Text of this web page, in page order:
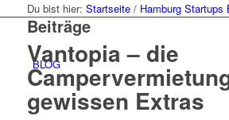
BLOG
Du bist hier: Startseite / Hamburg Startups
Beiträge
Vantopia – die
gewissen Extras